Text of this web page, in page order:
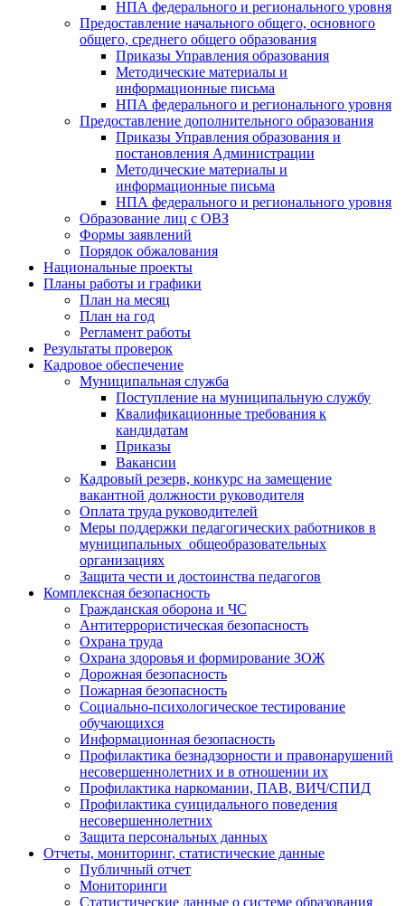
НПА федерального и регионального уровня
Предоставление начального общего, основного
общего, среднего общего образования
Приказы Управления образования
Методические материалы и
информационные письма
НПА федерального и регионального уровня
Предоставление дополнительного образования
Приказы Управления образования и
постановления Администрации
Методические материалы и
информационные письма
НПА федерального и регионального уровня
Образование лиц с ОВЗ
Формы заявлений
Порядок обжалования
Национальные проекты
Планы работы и графики
План на месяц
План на год
Регламент работы
Результаты проверок
Кадровое обеспечение
Муниципальная служба
Поступление на муниципальную службу
Квалификационные требования к
кандидатам
Приказы
Вакансии
Кадровый резерв, конкурс на замещение
вакантной должности руководителя
Оплата труда руководителей
Меры поддержки педагогических работников в
муниципальных общеобразовательных
организациях
Защита чести и достоинства педагогов
Комплексная безопасность
Гражданская оборона и ЧС
Антитеррористическая безопасность
Охрана труда
Охрана здоровья и формирование ЗОЖ
Дорожная безопасность
Пожарная безопасность
Социально-психологическое тестирование
обучающихся
Информационная безопасность
Профилактика безнадзорности и правонарушений
несовершеннолетних и в отношении их
Профилактика наркомании, ПАВ, ВИЧ/СПИД
Профилактика суицидального поведения
несовершеннолетних
Защита персональных данных
Отчеты, мониторинг, статистические данные
Публичный отчет
Мониторинги
Статистические данные о системе образования